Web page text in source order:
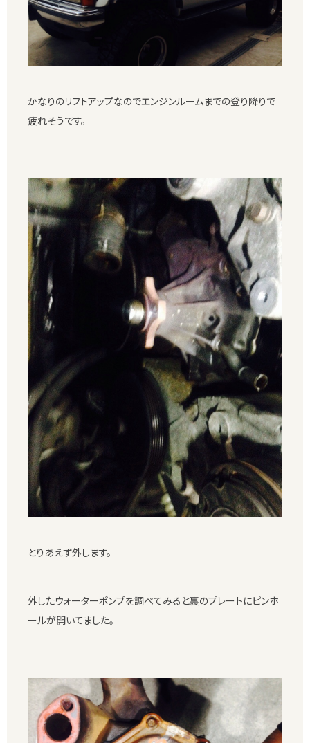
かなりのリフトアップなのでエンジンルームまでの登り降りで
疲れそうです。
とりあえず外します。
外したウォーターポンプを調べてみると裏のプレートにピンホ
ールが開いてました。